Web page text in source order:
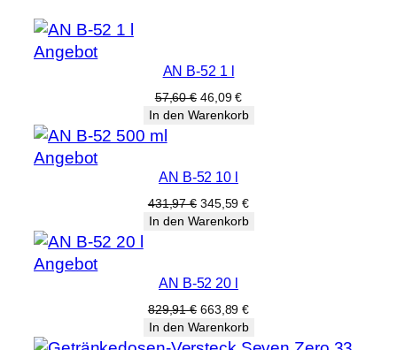
AngebotProdukt
Angebot
AN B-52 1 l
57,60€ Ursprünglicher
Preis
46,09€Aktueller
Preis
In den Warenkorb
AngebotProdukt
Angebot
AN B-52 10 l
431,97€ Ursprünglicher
Preis
345,59€Aktueller
Preis
In den Warenkorb
AngebotProdukt
Angebot
AN B-52 20 l
829,91€ Ursprünglicher
Preis
war:
663,89€Aktueller
Preis
ist:
In den Warenkorb